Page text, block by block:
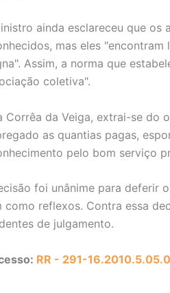
ainda esclareceu que
mas eles
Assim, a norma que
coletiva".
Corrêa da Veiga, extrai-se do
as quantias pagas,
pelo bom serviço
foi unânime para deferir
como reflexos. Contra essa
de julgamento.
RR - 291-